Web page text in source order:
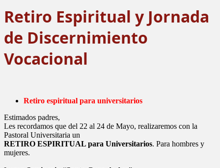
Retiro Espiritual y Jornada
de Discernimiento
Vocacional
Retiro espiritual para universitarios
Estimados padres,
Les recordamos que del 22 al 24 de Mayo, realizaremos con la
Pastoral Universitaria un
RETIRO ESPIRITUAL para Universitarios. Para hombres y
mujeres.